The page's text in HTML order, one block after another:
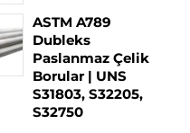
ASTM A789
Dubleks
Paslanmaz Çelik
Borular | UNS
S31803, S32205,
S32750